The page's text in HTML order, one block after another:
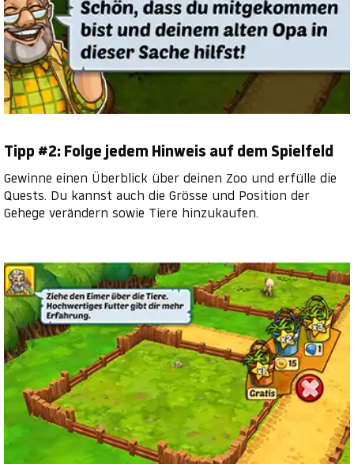
Tipp #2: Folge jedem Hinweis auf dem Spielfeld
Gewinne einen Überblick über deinen Zoo und erfülle die
Quests. Du kannst auch die Grösse und Position der
Gehege verändern sowie Tiere hinzukaufen.